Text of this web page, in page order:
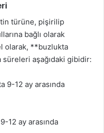
türüne, pişirilip
bağlı olarak
olarak, **buzlukta
aşağıdaki gibidir:
9-12 ay arasında
12 ay arasında